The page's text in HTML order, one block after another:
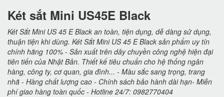
Két sắt Mini US45E Black
Két Sắt Mini US 45 E Black an toàn, tiện dụng, dễ dàng sử dụng,
thuận tiện khi dùng. Két Sắt Mini US 45 E Black sản phẩm uy tín
chính hãng 100% - Sản xuất trên dây chuyền công nghệ hiện đại
tiên tiến của Nhật Bản. Thiết kế tiêu chuẩn cho hệ thống ngân
hàng, công ty, cơ quan, gia đình... - Màu sắc sang trọng, trang
nhã - Hàng chất lượng cao - Chính sách bảo hành dài hạn- Miễn
phí giao hàng toàn quốc - Hotline 24/7: 0982770404